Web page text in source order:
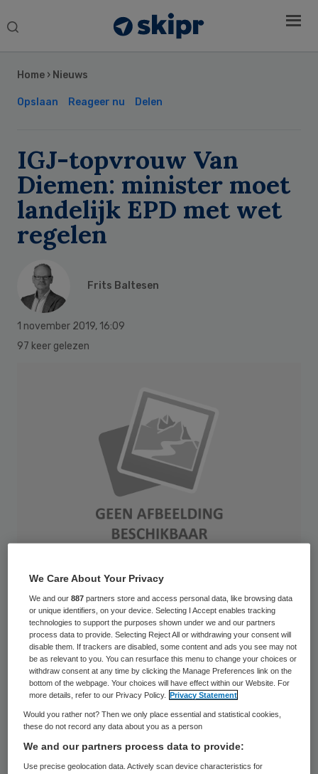
Search
Home › Nieuws
Opslaan Reageer nu Delen
IGJ-topvrouw Van
Diemen: minister moet
landelijk EPD met wet
regelen
Frits Baltesen
1 november 2019, 16:09
97 keer gelezen
AppleMark
De IGJ vindt dat de landelijke uitwisseling
van patiëntgegevens wettelijk moet
worden geregeld. Het gaat nu te traag.
“Zeker in spoedsituaties moeten
zorgverleners over actuele informatie
kunnen beschikken”, zegt inspecteur-
generaal Ronnie van Diemen.
Sidebar
We Care About Your Privacy
We and our887 partners store and access personal data, like browsing data
or unique identifiers, on your device. Selecting I Accept enables tracking
technologies to support the purposes shown under we and our partners
process data to provide. Selecting Reject All or withdrawing your consent will
disable them. If trackers are disabled, some content and ads you see may not
be as relevant to you. You can resurface this menu to change your choices or
withdraw consent at any time by clicking the Manage Preferences link on the
bottom of the webpage. Your choices will have effect within our Website. For
more details, refer to our Privacy Policy.
Privacy Statement
Would you rather not? Then we only place essential and statistical cookies,
these do not record any data about you as a person
We and our partners process data to provide:
Use precise geolocation data. Actively scan device characteristics for